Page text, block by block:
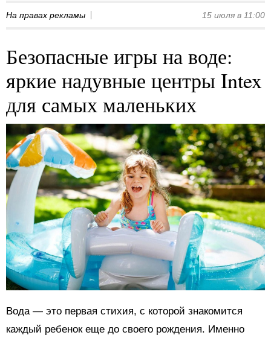
На правах рекламы 15 июля в 11:00
Безопасные игры на воде:
яркие надувные центры Intex
для самых маленьких
Вода — это первая стихия, с которой знакомится
каждый ребенок еще до своего рождения. Именно